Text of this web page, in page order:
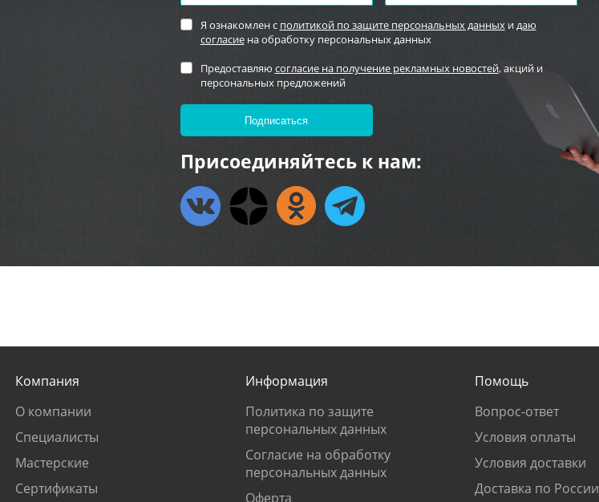
Я ознакомлен с политикой по защите персональных данныхи даю
согласиена обработку персональных данных
Предоставляю согласие на получение рекламных новостей, акций и
персональных предложений
Присоединяйтесь к нам:
Компания
О компании
Специалисты
Мастерские
Сертификаты
Информация
Политика по защите
персональных данных
Согласие на обработку
персональных данных
Оферта
Помощь
Вопрос-ответ
Условия оплаты
Условия доставки
Доставка по России